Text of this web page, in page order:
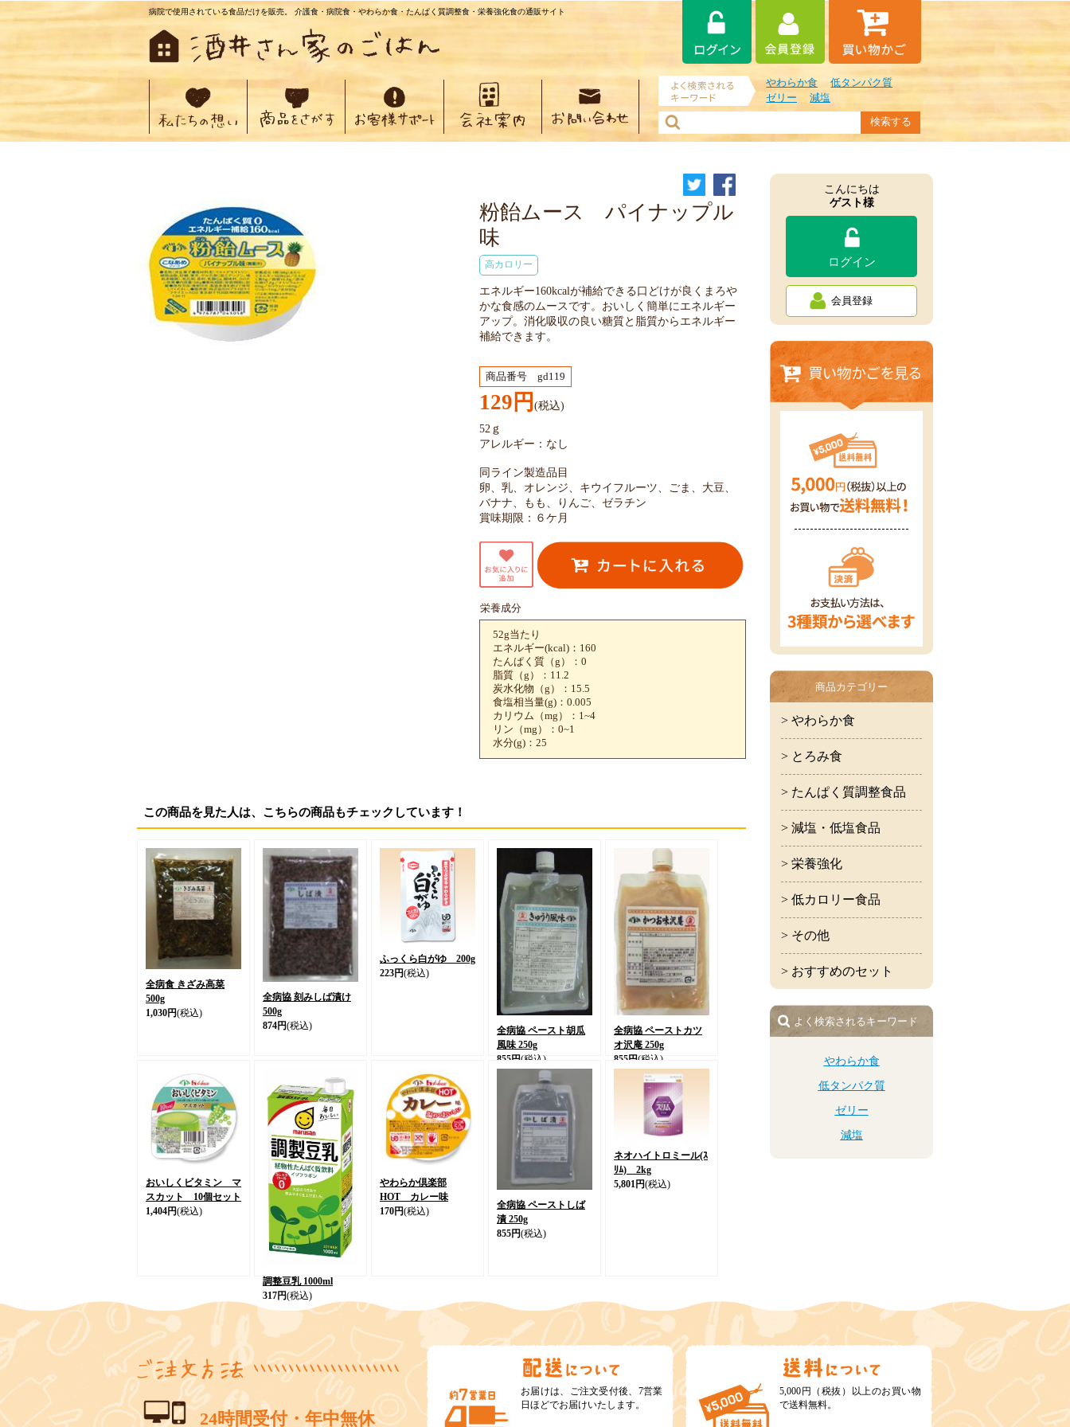
病院で使用されている食品だけを販売。 介護食・病院食・やわらか食・たんぱく質調整食・栄養強化食の通販サイト
やわらか食
低タンパク質
ゼリー
減塩
粉飴ムース パイナップル
味
高カロリー
エネルギー160kcalが補給できる口どけが良くまろや
かな食感のムースです。おいしく簡単にエネルギー
アップ。消化吸収の良い糖質と脂質からエネルギー
補給できます。
商品番号 gd119
129円 (税込)
52ｇ
アレルギー：なし
同ライン製造品目
卵、乳、オレンジ、キウイフルーツ、ごま、大豆、
バナナ、もも、りんご、ゼラチン
賞味期限：６ケ月
栄養成分
52g当たり
エネルギー(kcal)：160
たんぱく質（g）：0
脂質（g）：11.2
炭水化物（g）：15.5
食塩相当量(g)：0.005
カリウム（mg）：1~4
リン（mg）：0~1
水分(g)：25
この商品を見た人は、こちらの商品もチェックしています！
全病食 きざみ高菜
500g
1,030円(税込)
全病協 刻みしば漬け
500g
874円(税込)
ふっくら白がゆ 200g
223円(税込)
全病協 ペースト胡瓜
風味 250g
855円(税込)
全病協 ペーストカツ
オ沢庵 250g
855円(税込)
おいしくビタミン マ
スカット 10個セット
1,404円(税込)
調整豆乳 1000ml
317円(税込)
やわらか倶楽部
HOT カレー味
170円(税込)
全病協 ペーストしば
漬 250g
855円(税込)
ネオハイトロミール(ｽ
ﾘﾑ) 2kg
5,801円(税込)
こんにちは
ゲスト様
ログイン
会員登録
商品カテゴリー
> やわらか食
> とろみ食
> たんぱく質調整食品
> 減塩・低塩食品
> 栄養強化
> 低カロリー食品
> その他
> おすすめのセット
よく検索されるキーワード
やわらか食
低タンパク質
ゼリー
減塩
24時間受付・年中無休
お届けは、ご注文受付後、7営業
日ほどでお届けいたします。
5,000円（税抜）以上のお買い物
で送料無料。